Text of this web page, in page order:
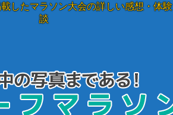
したマラソン大会の詳しい感想・体験
談